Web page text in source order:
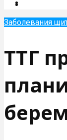
Заболевания
ТТГ